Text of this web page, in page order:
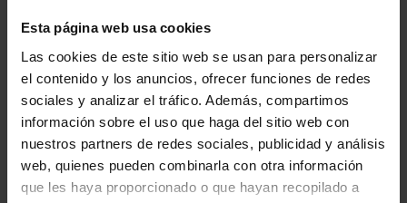
Esta página web usa cookies
Las cookies de este sitio web se usan para personalizar
el contenido y los anuncios, ofrecer funciones de redes
sociales y analizar el tráfico. Además, compartimos
información sobre el uso que haga del sitio web con
nuestros partners de redes sociales, publicidad y análisis
web, quienes pueden combinarla con otra información
que les haya proporcionado o que hayan recopilado a
se ha impulsado una ventana al cine vasco en el Festival
Internacional de Cine de Viña del Mar y la participación de
compañías vascas en el festival Teatro a Mil, en Santiago.
En Canadá, y en particular Quebec, otra de las regiones
prioritarias, se ha consolidado la Cátedra Elbria Zipitria,